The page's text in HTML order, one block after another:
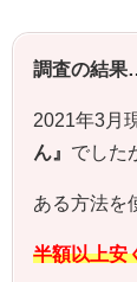
調査の結果…
2021年3月
ん』 でした
ある方法を
半額以上安